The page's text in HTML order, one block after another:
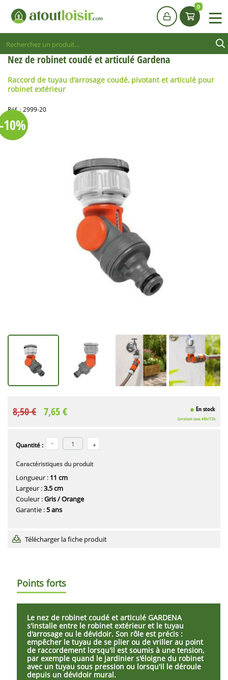
Nez de robinet coudé et articulé Gardena
Raccord de tuyau d'arrosage coudé, pivotant et articulé pour
robinet extérieur
Réf. :2999-20
-10%
8,50 € 7,65 € En stock
Livraison sous 48h/72h
Quantité :
Caractéristiques du produit
Longueur : 11 cm
Largeur :3.5 cm
Couleur :Gris / Orange
Garantie :5 ans
Télécharger la fiche produit
Points forts
Le nez de robinet coudé et articulé GARDENA
s'installe entre le robinet extérieur et le tuyau
d'arrosage ou le dévidoir. Son rôle est précis :
empêcher le tuyau de se plier ou de vriller au point
de raccordement lorsqu'il est soumis à une tension,
par exemple quand le jardinier s'éloigne du robinet
avec un tuyau sous pression ou lorsqu'il le déroule
depuis un dévidoir mural.
0